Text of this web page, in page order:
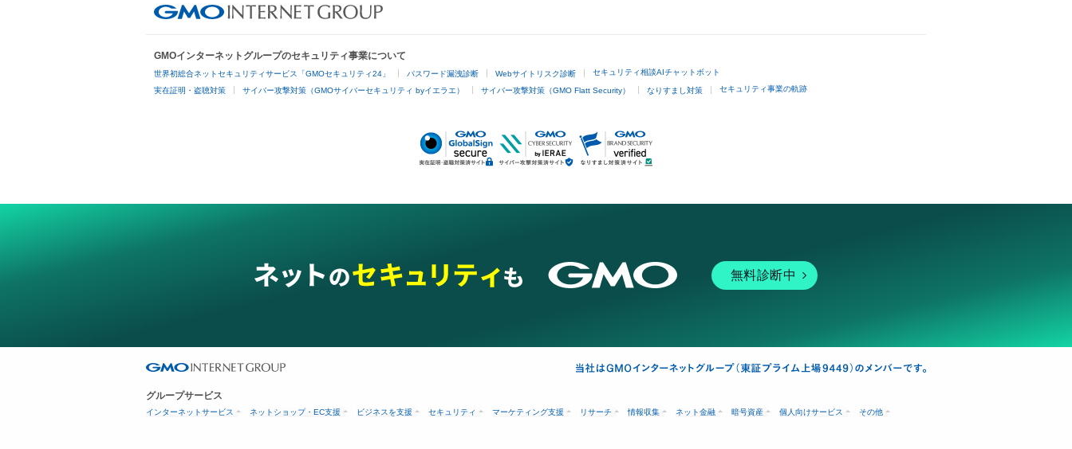
GMOインターネットグループのセキュリティ事業について
世界初総合ネットセキュリティサービス「GMOセキュリティ24」 パスワード漏洩診断 Webサイトリスク診断 セキュリティ相談AIチャットボット
実在証明・盗聴対策 サイバー攻撃対策（GMOサイバーセキュリティ byイエラエ） サイバー攻撃対策（GMO Flatt Security） なりすまし対策 セキュリティ事業の軌跡
無料診断中
グループサービス
インターネットサービス ネットショップ・EC支援 ビジネスを支援 セキュリティ マーケティング支援 リサーチ 情報収集 ネット金融 暗号資産 個人向けサービス その他